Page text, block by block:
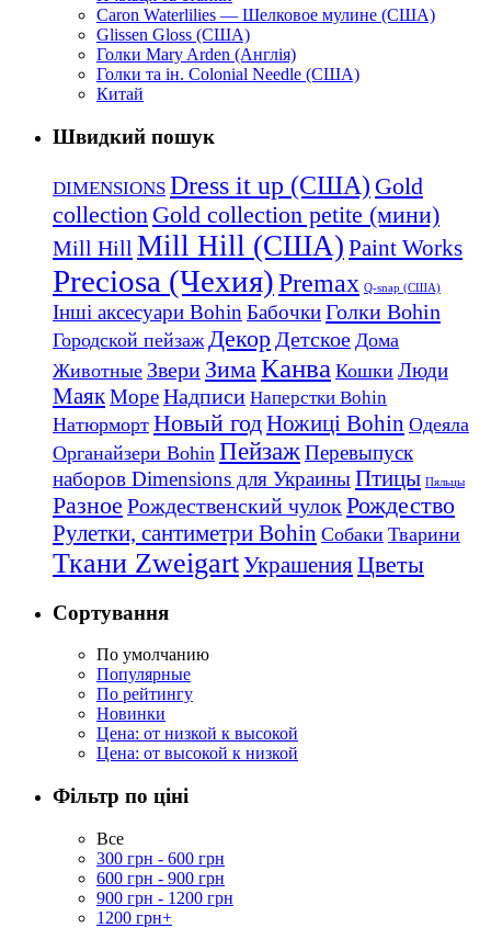
Caron Waterlilies — Шелковое мулине (США)
Glissen Gloss (США)
Голки Mary Arden (Англія)
Голки та ін. Colonial Needle (США)
Китай
Швидкий пошук
DIMENSIONS Dress it up (США) Gold
collection Gold collection petite (мини)
Mill Hill Mill Hill (США) Paint Works
Preciosa (Чехия)Premax Q-snap (США)
Інші аксесуари Bohin БабочкиГолки Bohin
Городской пейзаж Декор Детское Дома
Животные Звери Зима Канва Кошки Люди
МаякМореНадписи Наперстки Bohin
Натюрморт Новый годНожиці Bohin Одеяла
Органайзери Bohin ПейзажПеревыпуск
наборов Dimensions для УкраиныПтицы Пяльцы
Разное Рождественский чулокРождество
Рулетки, сантиметри Bohin Собаки Тварини
Ткани ZweigartУкрашенияЦветы
Сортування
По умолчанию
Популярные
По рейтингу
Новинки
Цена: от низкой к высокой
Цена: от высокой к низкой
Фільтр по ціні
Все
300 грн - 600 грн
600 грн - 900 грн
900 грн - 1200 грн
1200 грн+